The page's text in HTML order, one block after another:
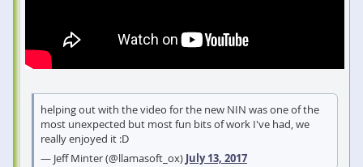
helping out with the video for the new NIN was one of the
most unexpected but most fun bits of work I've had, we
really enjoyed it :D
— Jeff Minter (@llamasoft_ox) July 13, 2017